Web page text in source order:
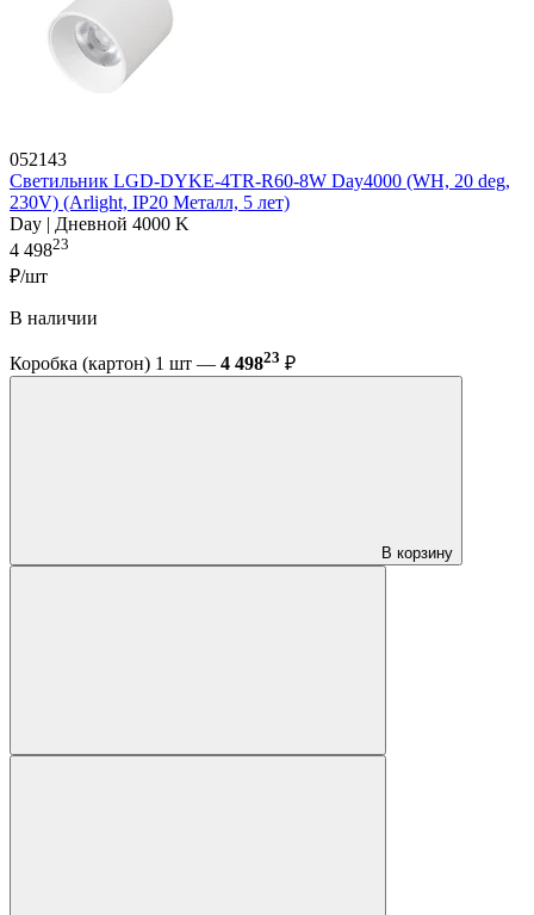
052143
Светильник LGD-DYKE-4TR-R60-8W Day4000 (WH, 20 deg,
230V) (Arlight, IP20 Металл, 5 лет)
Day | Дневной 4000 K
4 49823
₽/шт
В наличии
Коробка (картон) 1 шт — 4 49823 ₽
В корзину